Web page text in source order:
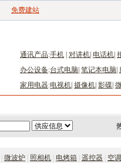
免费建站
通讯产品:手机 对讲机 电话机
办公设备:台式电脑 笔记本电脑
家用电器:电视机 摄像机 影碟
微波炉 照相机 电烤箱 遥控器 空调